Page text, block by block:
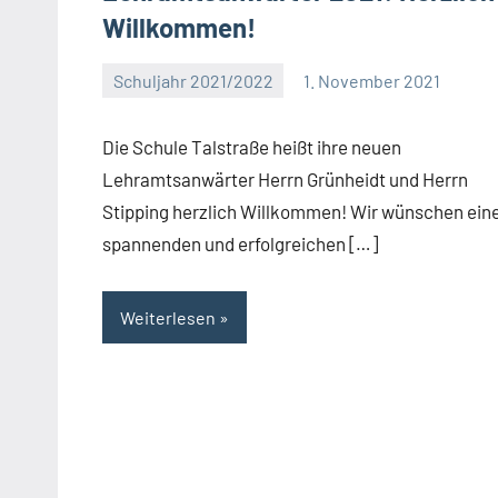
Willkommen!
Schuljahr 2021/2022 1. November 2021
Die Schule Talstraße heißt ihre neuen
Lehramtsanwärter Herrn Grünheidt und Herrn
Stipping herzlich Willkommen! Wir wünschen
spannenden und erfolgreichen […]
Weiterlesen